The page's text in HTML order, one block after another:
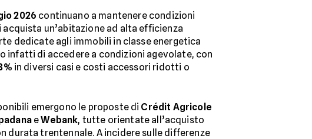
2026 continuano a mantenere condizioni
un’abitazione ad alta efficienza
dedicate agli immobili in classe energetica
infatti di accedere a condizioni agevolate, con
in diversi casi e costi accessori ridotti o
emergono le proposte di Crédit Agricole
eWebank, tutte orientate all’acquisto
durata trentennale. A incidere sulle differenze